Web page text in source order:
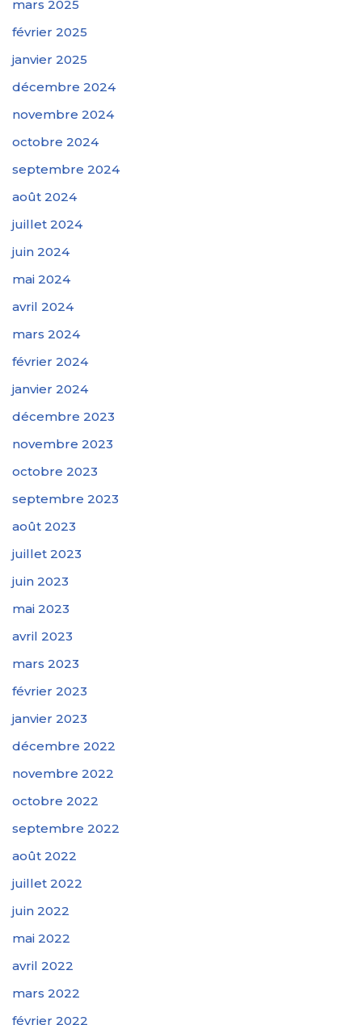
mars 2025
février 2025
janvier 2025
décembre 2024
novembre 2024
octobre 2024
septembre 2024
août 2024
juillet 2024
juin 2024
mai 2024
avril 2024
mars 2024
février 2024
janvier 2024
décembre 2023
novembre 2023
octobre 2023
septembre 2023
août 2023
juillet 2023
juin 2023
mai 2023
avril 2023
mars 2023
février 2023
janvier 2023
décembre 2022
novembre 2022
octobre 2022
septembre 2022
août 2022
juillet 2022
juin 2022
mai 2022
avril 2022
mars 2022
février 2022